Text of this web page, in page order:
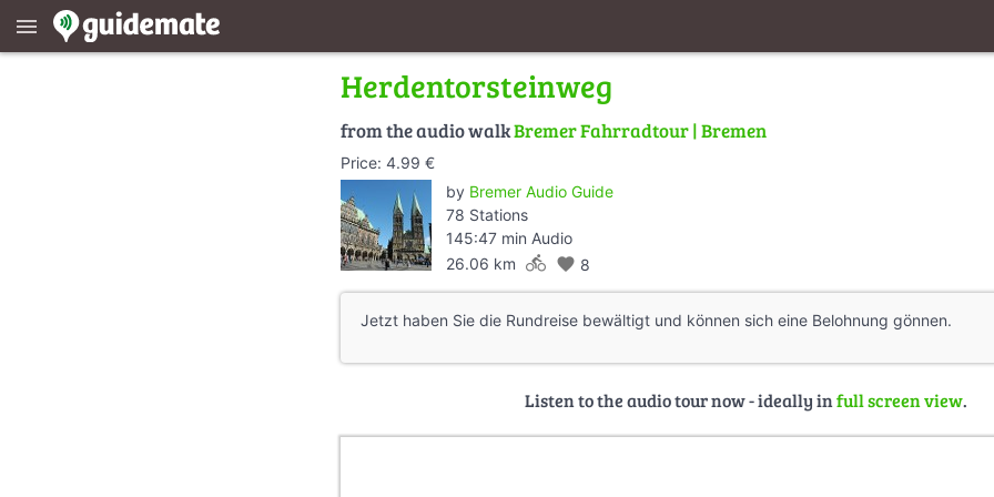
menu
Herdentorsteinweg
from the audio walkBremer Fahrradtour | Bremen
Price: 4.99 €
by Bremer Audio Guide
78 Stations
145:47 min Audio
26.06 km directions_bike favorite 8
Jetzt haben Sie die Rundreise bewältigt und können sich eine Belohnung gönnen.
Listen to the audio tour now - ideally infull screen view.